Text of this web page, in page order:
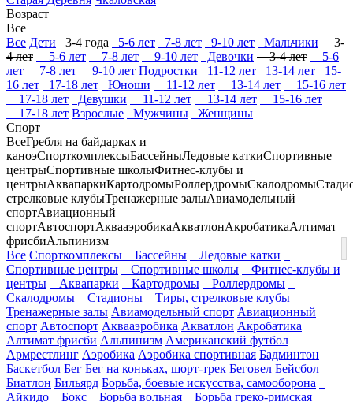
Возраст
Все
Все Дети 3-4 года 5-6 лет 7-8 лет 9-10 лет Мальчики 3-
4 лет
5-6 лет 7-8 лет 9-10 лет Девочки 3-4 лет
5-6
лет
7-8 лет 9-10 лет Подростки 11-12 лет 13-14 лет
15-
16 лет
17-18 лет Юноши 11-12 лет 13-14 лет
15-16 лет
17-18 лет
Девушки 11-12 лет 13-14 лет
15-16 лет
17-18 лет Взрослые Мужчины
Женщины
Спорт
ВсеГребля на байдарках и
каноэСпорткомплексыБассейныЛедовые каткиСпортивные
центрыСпортивные школыФитнес-клубы и
центрыАквапаркиКартодромыРоллердромыСкалодромы
стрелковые клубыТренажерные залыАвиамодельный
спортАвиационный
спортАвтоспортАквааэробикаАкватлонАкробатикаАлтимат
фрисбиАльпинизм
Все Спорткомплексы Бассейны
Ледовые катки
Спортивные центры
Спортивные школы
Фитнес-клубы и
центры
Аквапарки Картодромы
Роллердромы
Скалодромы
Стадионы
Тиры, стрелковые клубы
Тренажерные залы Авиамодельный спорт Авиационный
спорт Автоспорт Аквааэробика Акватлон Акробатика
Алтимат фрисби Альпинизм Американский футбол
Армрестлинг Аэробика Аэробика спортивная Бадминтон
Баскетбол Бег Бег на коньках, шорт-трек Беговел Бейсбол
Биатлон Бильярд Борьба, боевые искусства, самооборона
Айкидо
Бокс Борьба вольная
Борьба греко-римская